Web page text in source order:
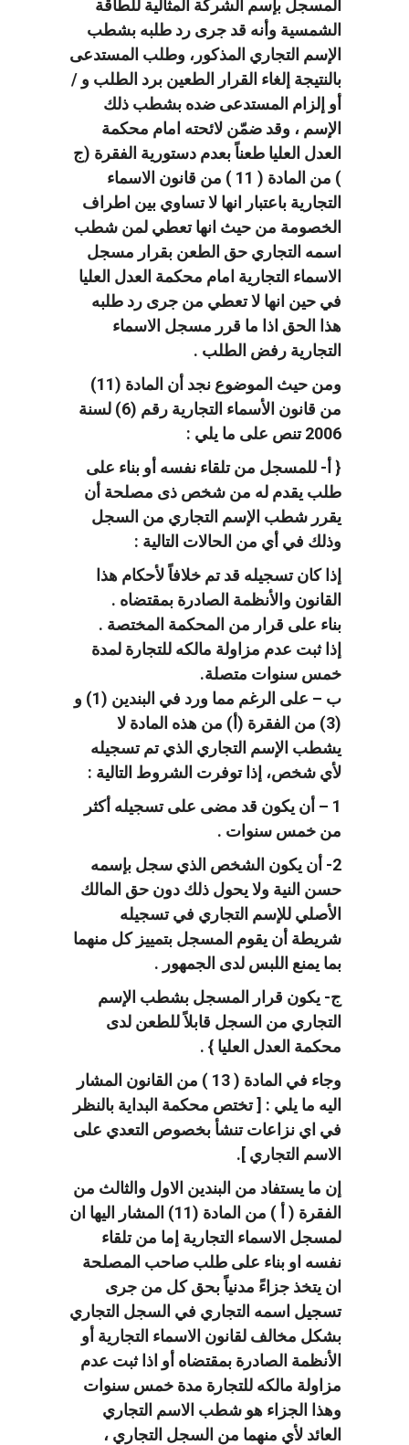
المسجل بإسم الشركة المثالية للطاقة
الشمسية وأنه قد جرى رد طلبه بشطب
الإسم التجاري المذكور، وطلب المستدعى
بالنتيجة إلغاء القرار الطعين برد الطلب و /
أو إلزام المستدعى ضده بشطب ذلك
الإسم ، وقد ضمّن لائحته امام محكمة
العدل العليا طعناً بعدم دستورية الفقرة (ج
) من المادة ( 11 ) من قانون الاسماء
التجارية باعتبار انها لا تساوي بين اطراف
الخصومة من حيث انها تعطي لمن شطب
اسمه التجاري حق الطعن بقرار مسجل
الاسماء التجارية امام محكمة العدل العليا
في حين انها لا تعطي من جرى رد طلبه
هذا الحق اذا ما قرر مسجل الاسماء
التجارية رفض الطلب .
ومن حيث الموضوع نجد أن المادة (11)
من قانون الأسماء التجارية رقم (6) لسنة
2006 تنص على ما يلي :
{ أ- للمسجل من تلقاء نفسه أو بناء على
طلب يقدم له من شخص ذى مصلحة أن
يقرر شطب الإسم التجاري من السجل
وذلك في أي من الحالات التالية :
إذا كان تسجيله قد تم خلافاً لأحكام هذا
القانون والأنظمة الصادرة بمقتضاه .
بناء على قرار من المحكمة المختصة .
إذا ثبت عدم مزاولة مالكه للتجارة لمدة
خمس سنوات متصلة.
ب – على الرغم مما ورد في البندين (1) و
(3) من الفقرة (أ) من هذه المادة لا
يشطب الإسم التجاري الذي تم تسجيله
لأي شخص، إذا توفرت الشروط التالية :
1 – أن يكون قد مضى على تسجيله أكثر
من خمس سنوات .
2- أن يكون الشخص الذي سجل بإسمه
حسن النية ولا يحول ذلك دون حق المالك
الأصلي للإسم التجاري في تسجيله
شريطة أن يقوم المسجل بتمييز كل منهما
بما يمنع اللبس لدى الجمهور .
ج- يكون قرار المسجل بشطب الإسم
التجاري من السجل قابلاً للطعن لدى
محكمة العدل العليا } .
وجاء في المادة ( 13 ) من القانون المشار
اليه ما يلي : [ تختص محكمة البداية بالنظر
في اي نزاعات تنشأ بخصوص التعدي على
الاسم التجاري ].
إن ما يستفاد من البندين الاول والثالث من
الفقرة ( أ ) من المادة (11) المشار اليها ان
لمسجل الاسماء التجارية إما من تلقاء
نفسه او بناء على طلب صاحب المصلحة
ان يتخذ جزاءً مدنياً بحق كل من جرى
تسجيل اسمه التجاري في السجل التجاري
بشكل مخالف لقانون الاسماء التجارية أو
الأنظمة الصادرة بمقتضاه أو اذا ثبت عدم
مزاولة مالكه للتجارة مدة خمس سنوات
وهذا الجزاء هو شطب الاسم التجاري
العائد لأي منهما من السجل التجاري ،